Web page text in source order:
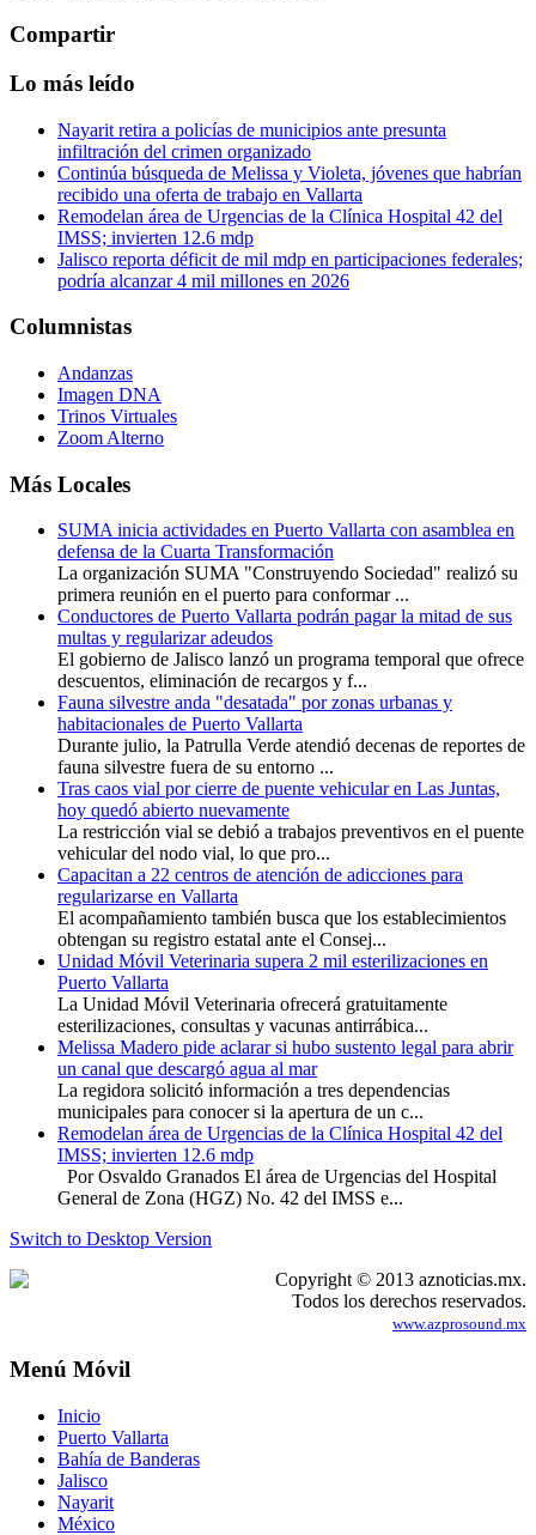
Compartir
Lo más leído
Nayarit retira a policías de municipios ante presunta
infiltración del crimen organizado
Continúa búsqueda de Melissa y Violeta, jóvenes que habrían
recibido una oferta de trabajo en Vallarta
Remodelan área de Urgencias de la Clínica Hospital 42 del
IMSS; invierten 12.6 mdp
Jalisco reporta déficit de mil mdp en participaciones federales;
podría alcanzar 4 mil millones en 2026
Columnistas
Andanzas
Imagen DNA
Trinos Virtuales
Zoom Alterno
Más Locales
SUMA inicia actividades en Puerto Vallarta con asamblea en
defensa de la Cuarta Transformación
La organización SUMA "Construyendo Sociedad" realizó su
primera reunión en el puerto para conformar ...
Conductores de Puerto Vallarta podrán pagar la mitad de sus
multas y regularizar adeudos
El gobierno de Jalisco lanzó un programa temporal que ofrece
descuentos, eliminación de recargos y f...
Fauna silvestre anda "desatada" por zonas urbanas y
habitacionales de Puerto Vallarta
Durante julio, la Patrulla Verde atendió decenas de reportes de
fauna silvestre fuera de su entorno ...
Tras caos vial por cierre de puente vehicular en Las Juntas,
hoy quedó abierto nuevamente
La restricción vial se debió a trabajos preventivos en el puente
vehicular del nodo vial, lo que pro...
Capacitan a 22 centros de atención de adicciones para
regularizarse en Vallarta
El acompañamiento también busca que los establecimientos
obtengan su registro estatal ante el Consej...
Unidad Móvil Veterinaria supera 2 mil esterilizaciones en
Puerto Vallarta
La Unidad Móvil Veterinaria ofrecerá gratuitamente
esterilizaciones, consultas y vacunas antirrábica...
Melissa Madero pide aclarar si hubo sustento legal para abrir
un canal que descargó agua al mar
La regidora solicitó información a tres dependencias
municipales para conocer si la apertura de un c...
Remodelan área de Urgencias de la Clínica Hospital 42 del
IMSS; invierten 12.6 mdp
Por Osvaldo Granados El área de Urgencias del Hospital
General de Zona (HGZ) No. 42 del IMSS e...
Switch to Desktop Version
Copyright © 2013 aznoticias.mx.
Todos los derechos reservados.
www.azprosound.mx
Menú Móvil
Inicio
Puerto Vallarta
Bahía de Banderas
Jalisco
Nayarit
México